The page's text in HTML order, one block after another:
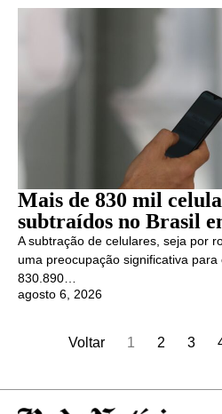
Mais de 830 mil
subtraídos no Brasil
A subtração de celulares, seja por
uma preocupação significativa para
830.890…
agosto 6, 2026
Voltar 1 2 3